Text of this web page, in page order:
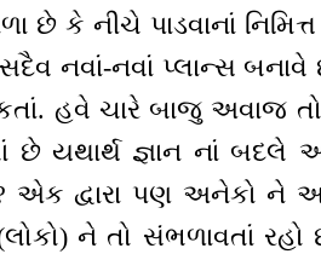
છે કે નીચે પાડવાનાં
નવાં-નવાં પ્લાન્સ
હવે ચારે બાજુ અવાજ
છે યથાર્થ જ્ઞાન નાં
એક દ્વારા પણ અનેકો ને
ને તો સંભળાવતાં